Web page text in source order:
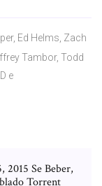
Ed Helms, Zach
Tambor, Todd
e
2015 Se Beber,
Torrent